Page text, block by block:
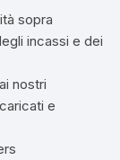
sopra
incassi e dei
nostri
e